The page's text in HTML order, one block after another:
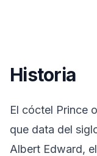
Historia
El cóctel Prince
que data del
Albert Edward,